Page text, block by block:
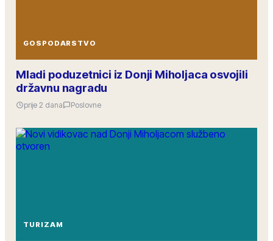
GOSPODARSTVO
Mladi poduzetnici iz Donji Miholjaca osvojili
državnu nagradu
prije 2 dana Poslovne
TURIZAM